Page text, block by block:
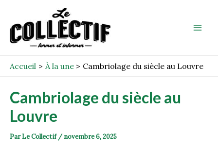
contenu
Accueil À la une Cambriolage du siècle au Louvre
Cambriolage du siècle au
Louvre
ParLe Collectif / novembre 6, 2025
navigation